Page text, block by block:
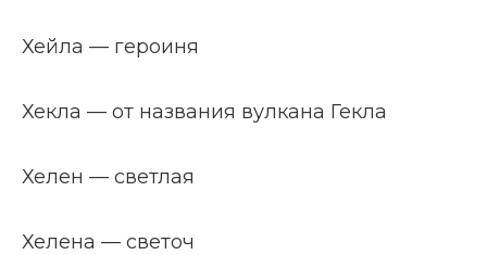
Хейла — героиня
Хекла — от названия вулкана Гекла
Хелен — светлая
Хелена — светоч